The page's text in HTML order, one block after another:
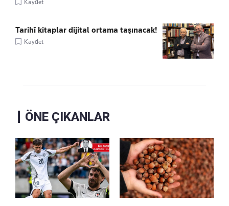
Kaydet
Tarihî kitaplar dijital ortama taşınacak!
Kaydet
ÖNE ÇIKANLAR